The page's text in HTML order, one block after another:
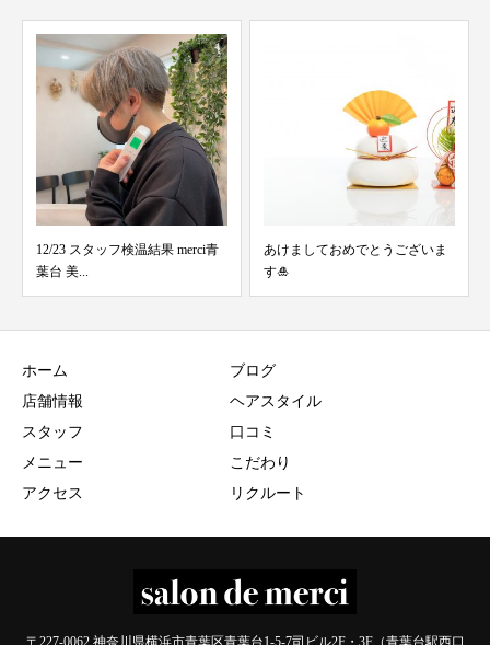
あけましておめでとうございま
す🎍
6/12 スタッフ検温結果 merci青葉
台 美容...
ホーム
店舗情報
スタッフ
メニュー
アクセス
ブログ
ヘアスタイル
口コミ
こだわり
リクルート